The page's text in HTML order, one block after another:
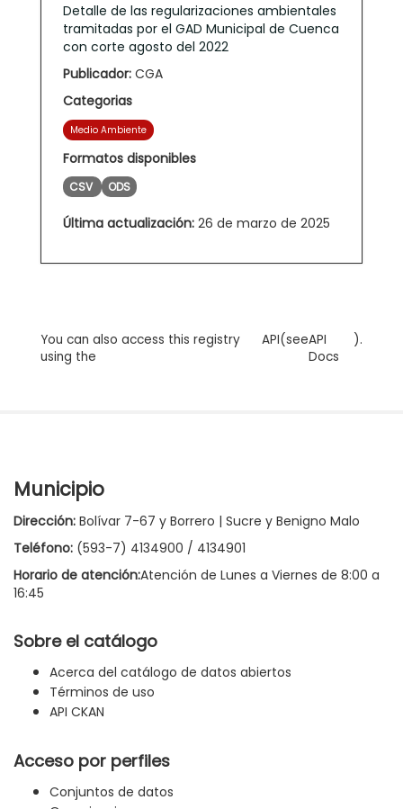
Detalle de las regularizaciones ambientales
tramitadas por el GAD Municipal de Cuenca
con corte agosto del 2022
Publicador: CGA
Categorias
Medio Ambiente
Formatos disponibles
CSV ODS
Última actualización: 26 de marzo de 2025
You can also access this registry
using the
API(seeAPI
Docs
).
Municipio
Dirección: Bolívar 7-67 y Borrero | Sucre y Benigno Malo
Teléfono: (593-7) 4134900 / 4134901
Horario de atención:Atención de Lunes a Viernes de 8:00 a
16:45
Sobre el catálogo
Acerca del catálogo de datos abiertos
Términos de uso
API CKAN
Acceso por perfiles
Conjuntos de datos